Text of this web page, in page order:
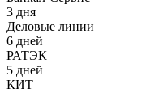
3 дня
Деловые линии
6 дней
РАТЭК
5 дней
КИТ